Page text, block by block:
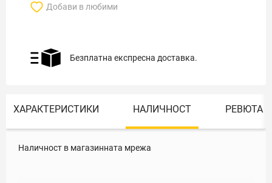
Добави в любими
Безплатна експресна доставка.
ХАРАКТЕРИСТИКИ НАЛИЧНОСТ РЕВЮТА
Наличност в магазинната мрежа